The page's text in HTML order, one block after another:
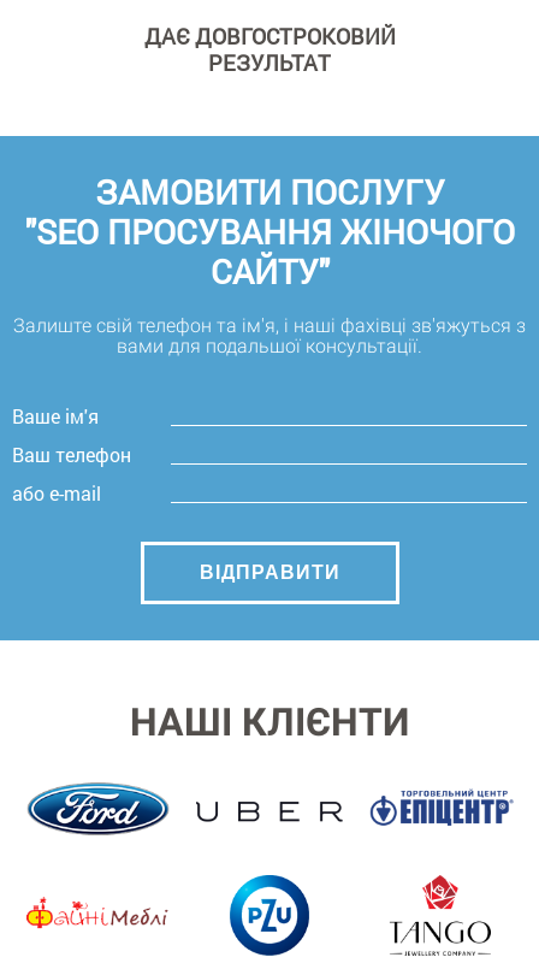
ДАЄДОВГОСТРОКОВИЙ
РЕЗУЛЬТАТ
ЗАМОВИТИ ПОСЛУГУ
"SEO ПРОСУВАННЯ ЖІНОЧОГО
САЙТУ"
Залиште свій телефон та ім'я, і наші фахівці зв'яжуться з
вами для подальшої консультації.
Ваше ім'я
Ваш телефон
або e-mail
НАШІ КЛІЄНТИ